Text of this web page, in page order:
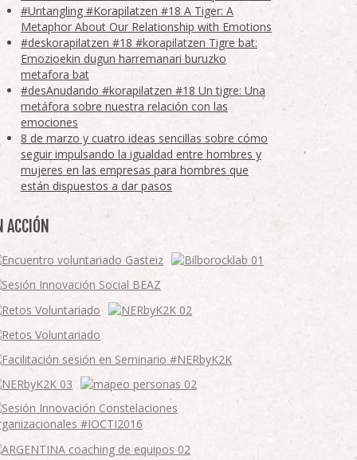
#Untangling #Korapilatzen #18 A Tiger: A
Metaphor About Our Relationship with Emotions
#deskorapilatzen #18 #korapilatzen Tigre bat:
Emozioekin dugun harremanari buruzko
metafora bat
#desAnudando #korapilatzen #18 Un tigre: Una
metáfora sobre nuestra relación con las
emociones
8 de marzo y cuatro ideas sencillas sobre cómo
seguir impulsando la igualdad entre hombres y
mujeres en las empresas para hombres que
están dispuestos a dar pasos
ACCIÓN